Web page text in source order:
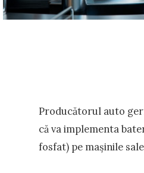
Producătorul auto
că va implementa
fosfat) pe mașinile